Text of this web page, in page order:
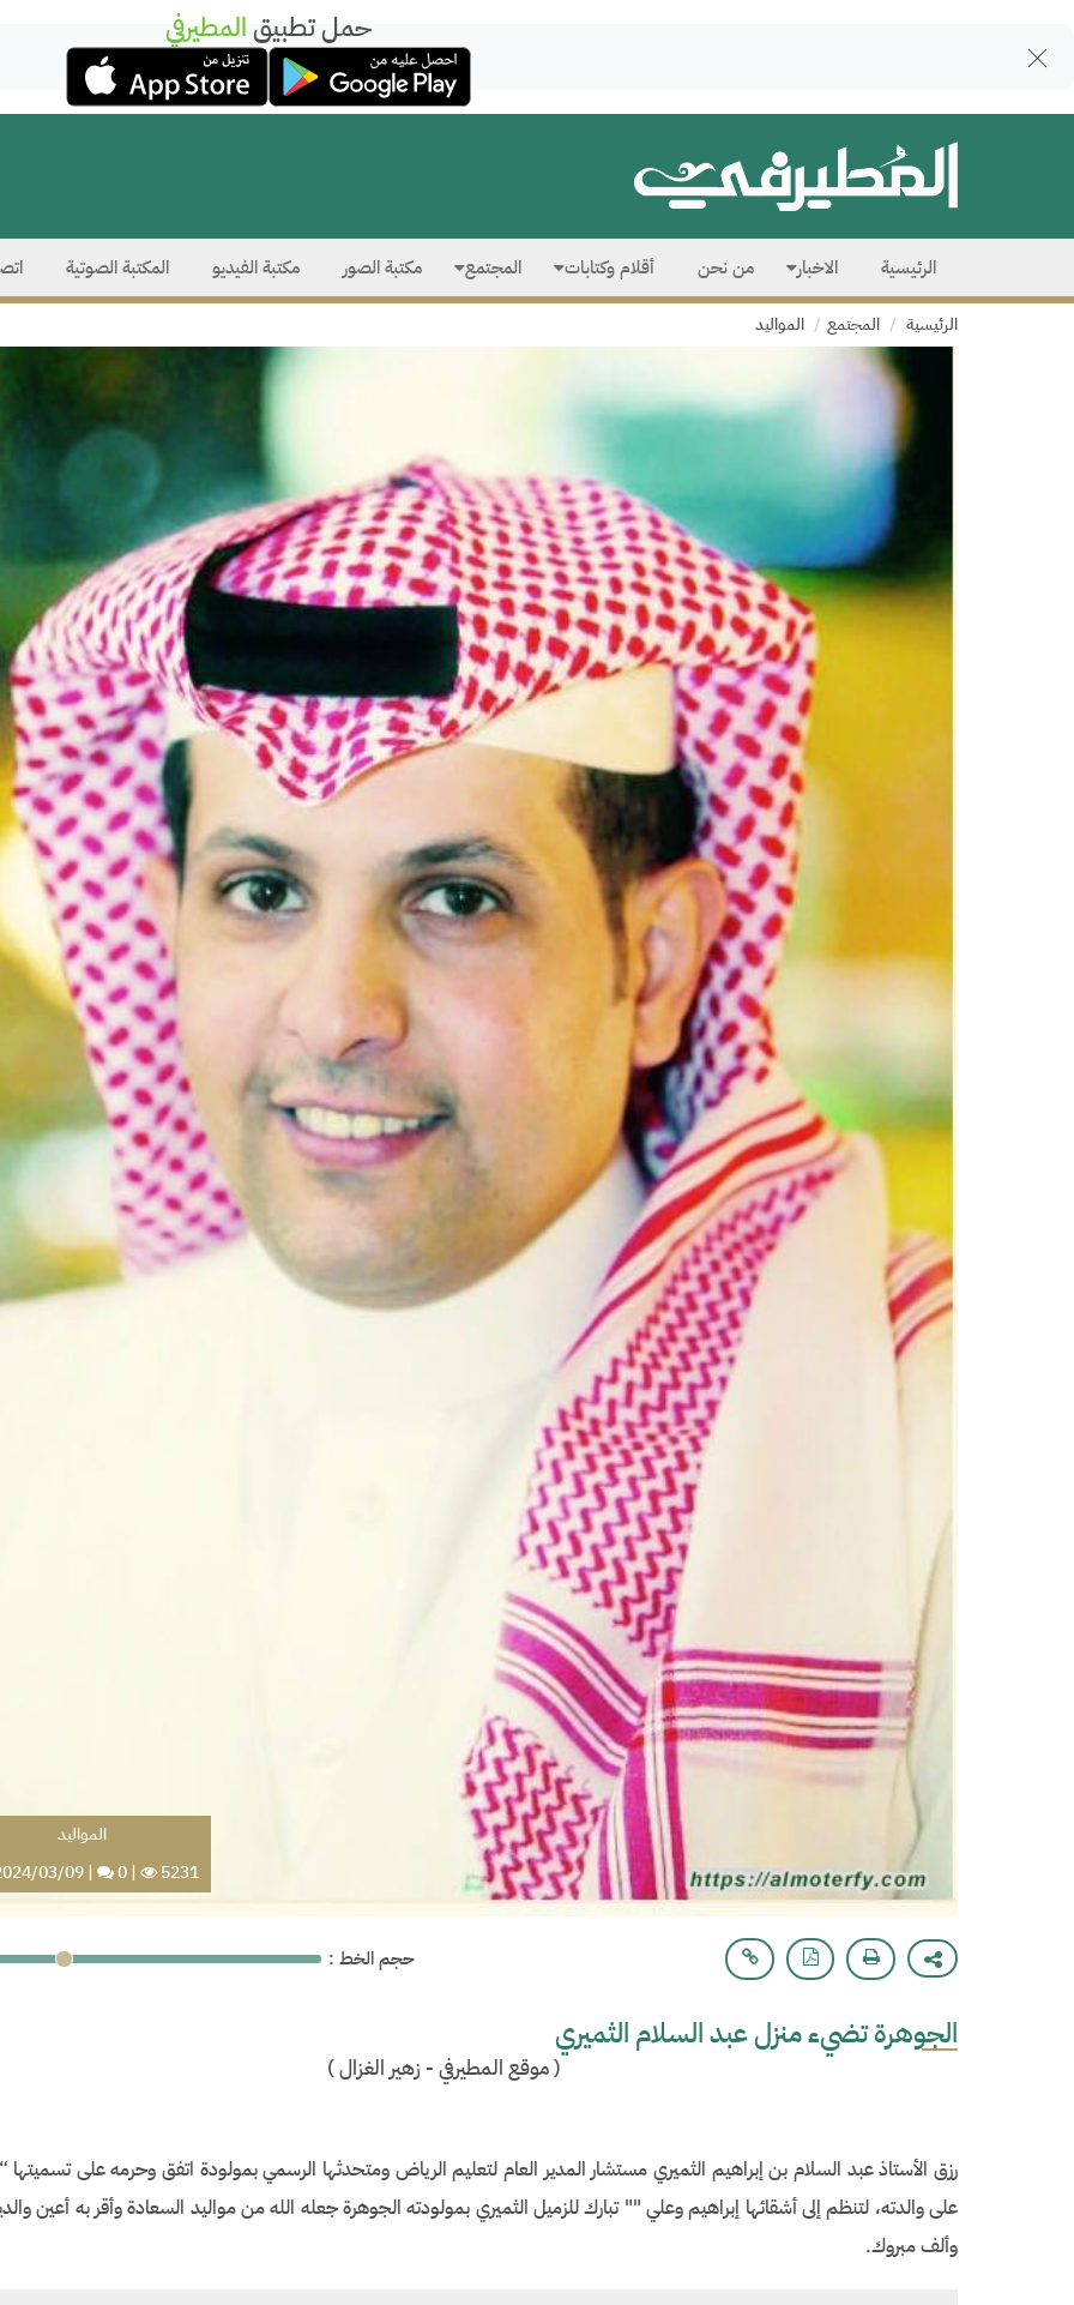
حمل تطبيقالمطيرفي
الرئيسية الاخبار من نحن أقلام وكتابات المجتمع مكتبة الصور مكتبة الفيديو المكتبة الصوتية
الرئيسية المجتمع المواليد
المواليد
03/09| 0| 5231
: حجم الخط
الجوهرة تضيء منزل عبد السلام الثميري
(موقع المطيرفي - زهير الغزال)
رزق الأستاذ عبد السلام بن إبراهيم الثميري مستشار المدير العام لتعليم الرياض ومتحدثها الرسمي بمولودة اتفق وحرمه على تسميتها
على والدته، لتنظم إلى أشقائها إبراهيم وعلي "" تبارك للزميل الثميري بمولودته الجوهرة جعله الله من مواليد السعادة وأقر به أعين
وألف مبروك.